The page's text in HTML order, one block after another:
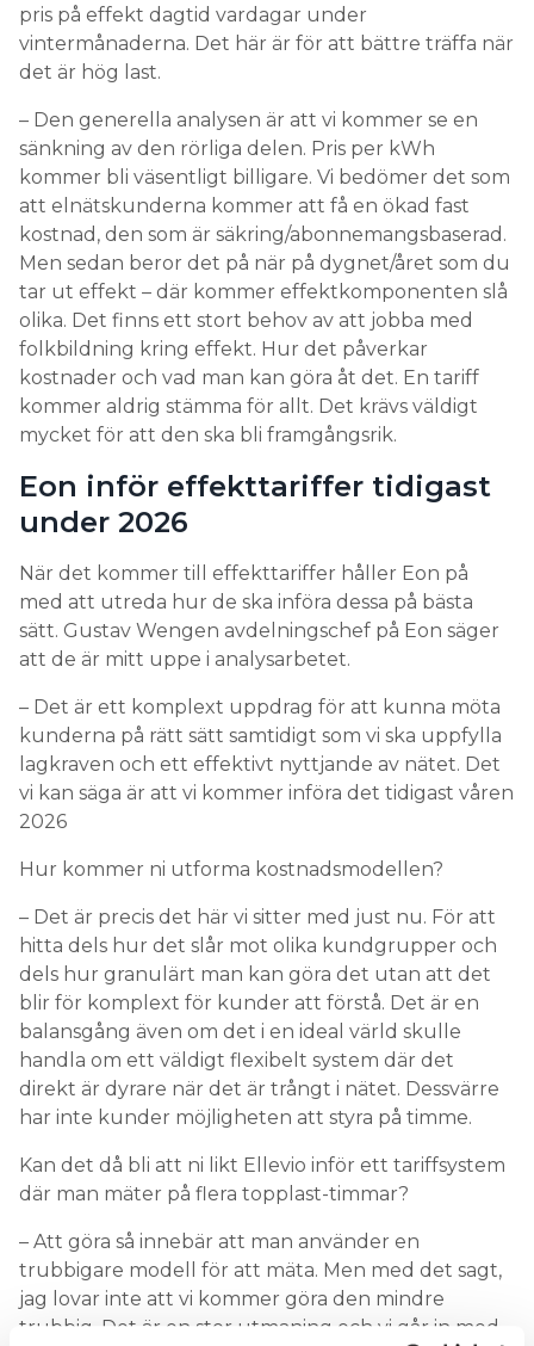
pris på effekt dagtid vardagar under
vintermånaderna. Det här är för att bättre träffa när
det är hög last.
– Den generella analysen är att vi kommer se en
sänkning av den rörliga delen. Pris per kWh
kommer bli väsentligt billigare. Vi bedömer det som
att elnätskunderna kommer att få en ökad fast
kostnad, den som är säkring/abonnemangsbaserad.
Men sedan beror det på när på dygnet/året som du
tar ut effekt – där kommer effektkomponenten slå
olika. Det finns ett stort behov av att jobba med
folkbildning kring effekt. Hur det påverkar
kostnader och vad man kan göra åt det. En tariff
kommer aldrig stämma för allt. Det krävs väldigt
mycket för att den ska bli framgångsrik.
Eon inför effekttariffer tidigast
under 2026
När det kommer till effekttariffer håller Eon på
med att utreda hur de ska införa dessa på bästa
sätt. Gustav Wengen avdelningschef på Eon säger
att de är mitt uppe i analysarbetet.
– Det är ett komplext uppdrag för att kunna möta
kunderna på rätt sätt samtidigt som vi ska uppfylla
lagkraven och ett effektivt nyttjande av nätet. Det
vi kan säga är att vi kommer införa det tidigast våren
2026
Hur kommer ni utforma kostnadsmodellen?
– Det är precis det här vi sitter med just nu. För att
hitta dels hur det slår mot olika kundgrupper och
dels hur granulärt man kan göra det utan att det
blir för komplext för kunder att förstå. Det är en
balansgång även om det i en ideal värld skulle
handla om ett väldigt flexibelt system där det
direkt är dyrare när det är trångt i nätet. Dessvärre
har inte kunder möjligheten att styra på timme.
Kan det då bli att ni likt Ellevio inför ett tariffsystem
där man mäter på flera topplast-timmar?
– Att göra så innebär att man använder en
trubbigare modell för att mäta. Men med det sagt,
jag lovar inte att vi kommer göra den mindre
trubbig. Det är en stor utmaning och vi går in med